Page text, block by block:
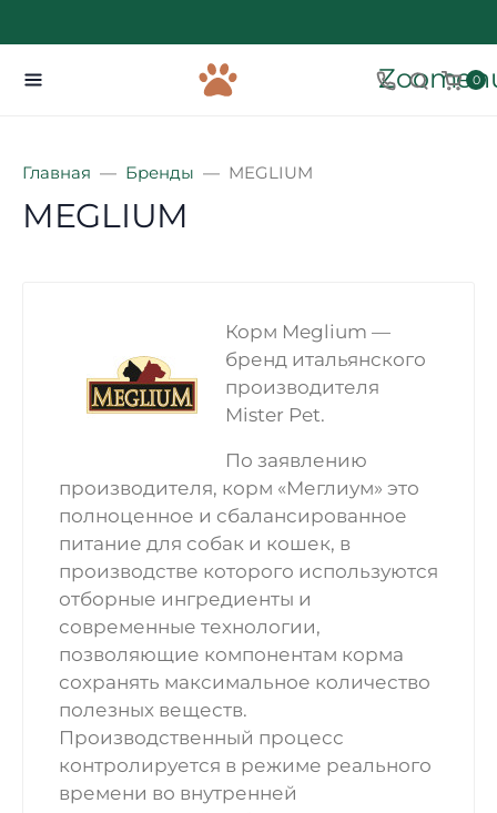
0
Главная Бренды MEGLIUM
MEGLIUM
Корм Meglium —
бренд итальянского
производителя
Mister Pet.
По заявлению
производителя, корм «Меглиум» это
полноценное и сбалансированное
питание для собак и кошек, в
производстве которого используются
отборные ингредиенты и
современные технологии,
позволяющие компонентам корма
сохранять максимальное количество
полезных веществ.
Производственный процесс
контролируется в режиме реального
времени во внутренней